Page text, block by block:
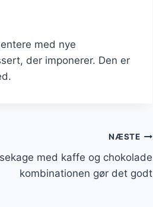
med nye
der imponerer. Den er
NÆSTE
med kaffe og chokolade
kombinationen gør det godt